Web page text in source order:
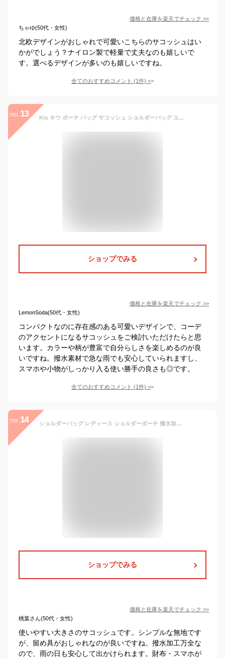
価格と在庫を楽天でチェック >>
ちゃゆ(50代・女性)
北欧デザインがおしゃれで可愛いこちらのサコッシュはい
かがでしょう？ナイロン製で軽量で丈夫なのも嬉しいで
す。選べるデザインが多いのも嬉しいですね。
全てのおすすめコメント (1件) >
no. 13 Kiu キウ ポーチ バッグ サコッシュ ショルダーバッグ エチケットポーチ ボディバッグ 撥水 小さめ ティッシュケース 小物入れ ウォレット ミニバッグ ミニショルダー スマホ はっ水
ショップでみる
価格と在庫を楽天でチェック >>
LemonSoda(50代・女性)
コンパクトなのに存在感のある可愛いデザインで、コーデ
のアクセントになるサコッシュをご検討いただけたらと思
います。カラーや柄が豊富で自分らしさを楽しめるのが良
いですね。撥水素材で急な雨でも安心していられますし、
スマホや小物がしっかり入る使い勝手の良さも◎です。
全てのおすすめコメント (1件) >
no. 14 ショルダーバッグ レディース ショルダーポーチ 撥水加工 アネロ ミニショルダーバッグ レディース 斜めがけ バッグ かわいい おしゃれ ブランド anello トラベルポーチ ミニバッグ スポーツ フェス 旅行 サブバッグ トラベルバッグ 撥水 サコッシュ アウトドア 財布機能付き
ショップでみる
価格と在庫を楽天でチェック >>
桃葉さん(50代・女性)
使いやすい大きさのサコッシュです。シンプルな無地です
が、留め具がおしゃれなのが良いですね。撥水加工万全な
ので、雨の日も安心して出かけられます。財布・スマホが